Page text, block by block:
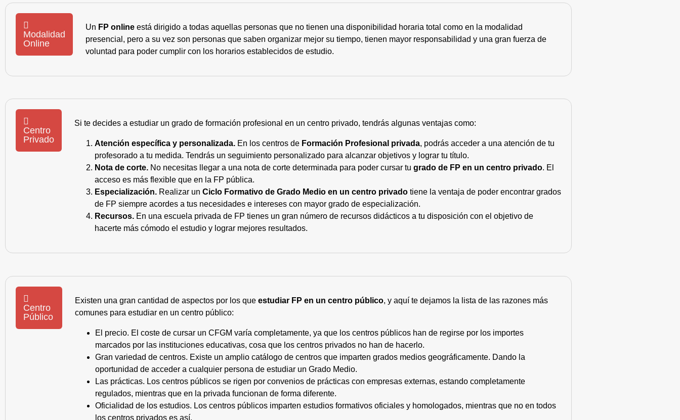
Modalidad
Online
Un FP online está dirigido a todas aquellas personas que no tienen una disponibilidad horaria total como en la modalidad
presencial, pero a su vez son personas que saben organizar mejor su tiempo, tienen mayor responsabilidad y una gran fuerza de
voluntad para poder cumplir con los horarios establecidos de estudio.
Centro
Privado
Si te decides a estudiar un grado de formación profesional en un centro privado, tendrás algunas ventajas como:
Atención específica y personalizada. En los centros de Formación Profesional privada, podrás acceder a una atención de tu
profesorado a tu medida. Tendrás un seguimiento personalizado para alcanzar objetivos y lograr tu título.
Nota de corte. No necesitas llegar a una nota de corte determinada para poder cursar tu grado de FP en un centro privado. El
acceso es más flexible que en la FP pública.
Especialización. Realizar un Ciclo Formativo de Grado Medio en un centro privado tiene la ventaja de poder encontrar grados
de FP siempre acordes a tus necesidades e intereses con mayor grado de especialización.
Recursos. En una escuela privada de FP tienes un gran número de recursos didácticos a tu disposición con el objetivo de
hacerte más cómodo el estudio y lograr mejores resultados.
Centro
Público
Existen una gran cantidad de aspectos por los queestudiar FP en un centro público, y aquí te dejamos la lista de las razones más
comunes para estudiar en un centro público:
El precio. El coste de cursar un CFGM varía completamente, ya que los centros públicos han de regirse por los importes
marcados por las instituciones educativas, cosa que los centros privados no han de hacerlo.
Gran variedad de centros. Existe un amplio catálogo de centros que imparten grados medios geográficamente. Dando la
oportunidad de acceder a cualquier persona de estudiar un Grado Medio.
Las prácticas. Los centros públicos se rigen por convenios de prácticas con empresas externas, estando completamente
regulados, mientras que en la privada funcionan de forma diferente.
Oficialidad de los estudios. Los centros públicos imparten estudios formativos oficiales y homologados, mientras que no en todos
los centros privados es así.